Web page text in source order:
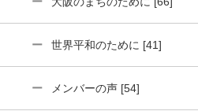
世界平和のために [41]
メンバーの声 [54]